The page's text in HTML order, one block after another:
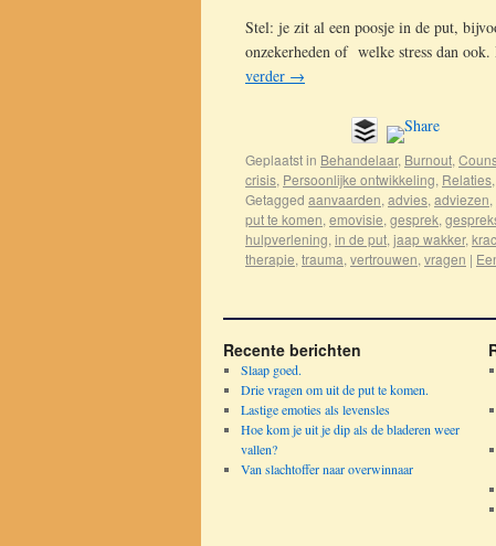
Stel: je zit al een poosje in de put,
onzekerheden of welke stress dan
verder →
Geplaatst in Behandelaar, Burnout,
crisis, Persoonlijke ontwikkeling, Relaties,
Getagged aanvaarden, advies, adviezen,
put te komen, emovisie, gesprek,
hulpverlening, in de put, jaap wakker,
therapie, trauma, vertrouwen, vragen |
Recente berichten
Slaap goed.
Drie vragen om uit de put te komen.
Lastige emoties als levensles
Hoe kom je uit je dip als de bladeren weer
vallen?
Van slachtoffer naar overwinnaar